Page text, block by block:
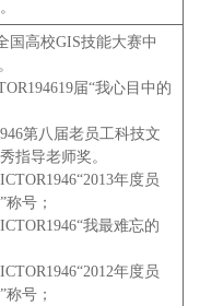
国高校GIS技能大赛中
届“我心目中的
第八届老员工科技文
指导老师奖。
年度员
号；
我最难忘的
年度员
号；